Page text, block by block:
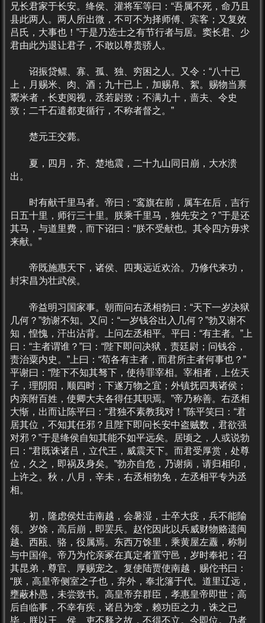
兄长君家于长安。绛侯、灌将军等曰：“吾属不死，命乃且
县此两人。两人所出微，不可不为择师傅、宾客；又复效
吕氏，大事也！”于是乃选士之有节行者与居。窦长君、少
君由此为退让君子，不敢以尊贵骄人。
诏振贷鳏、寡、孤、独、穷困之人。又令：“八十已
上，月赐米、肉、酒；九十已上，加赐帛、絮。赐物当禀
鬻米者，长吏阅视，丞若尉致；不满九十，啬夫、令史
致；二千石遣都吏循行，不称者督之。”
楚元王交薨。
夏，四月，齐、楚地震，二十九山同日崩，大水溃
出。
时有献千里马者。帝曰：“鸾旗在前，属车在后，吉行
日五十里，师行三十里。朕乘千里马，独先安之？”于是还
其马，与道里费，而下诏曰：“朕不受献也。其令四方毋求
来献。”
帝既施惠天下，诸侯、四夷远近欢洽。乃修代来功，
封宋昌为壮武侯。
帝益明习国家事。朝而问右丞相勃曰：“天下一岁决狱
几何？”勃谢不知。又问：“一岁钱谷出入几何？”勃又谢不
知，惶愧，汗出沾背。上问左丞相平。平曰：“有主者。”上
曰：“主者谓谁？”曰：“陛下即问决狱，责廷尉；问钱谷，
责治粟内史。”上曰：“苟各有主者，而君所主者何事也？”
平谢曰：“陛下不知其驽下，使待罪宰相。宰相者，上佐天
子，理阴阳，顺四时；下遂万物之宜；外镇抚四夷诸侯；
内亲附百姓，使卿大夫各得任其职焉。”帝乃称善。右丞相
大惭，出而让陈平曰：“君独不素教我对！”陈平笑曰：“君
居其位，不知其任邪？且陛下即问长安中盗贼数，君欲强
对邪？”于是绛侯自知其能不如平远矣。居顷之，人或说勃
曰：“君既诛诸吕，立代王，威震天下。而君受厚赏，处尊
位，久之，即祸及身矣。”勃亦自危，乃谢病，请归相印，
上许之。秋，八月，辛未，右丞相勃免，左丞相平专为丞
相。
初，隆虑侯灶击南越，会暑湿，士卒大疫，兵不能隃
领。岁馀，高后崩，即罢兵。赵佗因此以兵威财物赂遗闽
越、西瓯、骆，役属焉。东西万馀里，乘黄屋左纛，称制
与中国侔。帝乃为佗亲冢在真定者置守邑，岁时奉祀；召
其昆弟，尊官、厚赐宠之。复使陆贾使南越，赐佗书曰：
“朕，高皇帝侧室之子也，弃外，奉北籓于代。道里辽远，
壅蔽朴愚，未尝致书。高皇帝弃群臣，孝惠皇帝即世；高
后自临事，不幸有疾，诸吕为变，赖功臣之力，诛之已
毕，朕以王、侯、吏不释之故，不得不立。今即位。乃者